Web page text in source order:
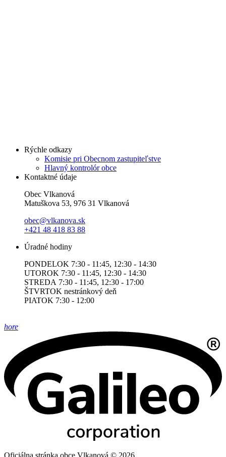
Rýchle odkazy
Komisie pri Obecnom zastupiteľstve
Hlavný kontrolór obce
Kontaktné údaje
Obec Vlkanová
Matuškova 53, 976 31 Vlkanová
obec@vlkanova.sk
+421 48 418 83 88
Úradné hodiny
PONDELOK 7:30 - 11:45, 12:30 - 14:30
UTOROK 7:30 - 11:45, 12:30 - 14:30
STREDA 7:30 - 11:45, 12:30 - 17:00
ŠTVRTOK nestránkový deň
PIATOK 7:30 - 12:00
hore